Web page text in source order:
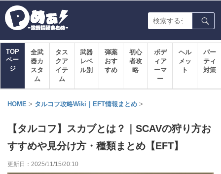
TOP
ペー
ジ
全武
器カ
スタ
ム
タス
クア
イテ
ム
武器
レベ
ル別
弾薬
おす
すめ
初心
者攻
略
ボデ
ィア
ーマ
ー
ヘル
メッ
ト
パー
ティ
対策
HOME > タルコフ攻略Wiki｜EFT情報まとめ >
【タルコフ】スカブとは？｜SCAVの狩り方お
すすめや見分け方・種類まとめ【EFT】
更新日： 2025/11/15/20:10